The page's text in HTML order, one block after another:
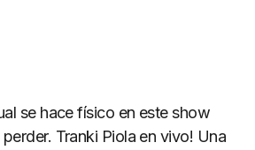
se hace físico en este show
Tranki Piola en vivo! Una